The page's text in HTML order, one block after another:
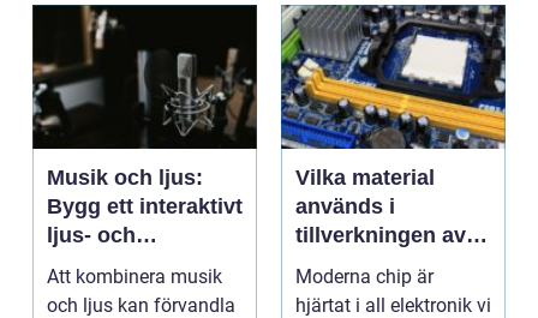
Musik och ljus:
Bygg ett interaktivt
ljus- och
ljudsystem för
hemmastudion
Att kombinera musik
och ljus kan förvandla
Vilka material
används i
tillverkningen av
moderna chip?
Moderna chip är
hjärtat i all elektronik vi